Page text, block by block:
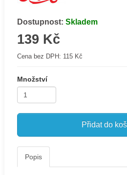
Dostupnost: Skladem
139 Kč
Cena bez DPH: 115 Kč
Množství
Přidat do
Popis